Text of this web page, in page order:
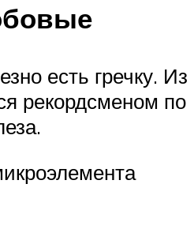
есть гречку. Из
рекордсменом по